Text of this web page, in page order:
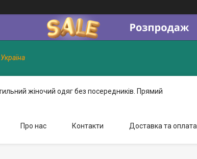
жіночий одяг без посередників. Прямий
Про нас Контакти Доставка та оплата